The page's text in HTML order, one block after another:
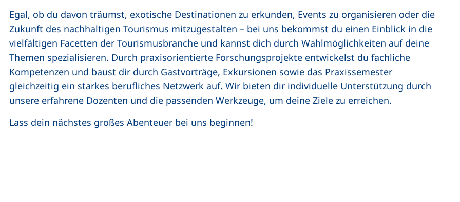
Egal, ob du davon träumst, exotische Destinationen zu erkunden, Events zu organisieren oder die
Zukunft des nachhaltigen Tourismus mitzugestalten – bei uns bekommst du einen Einblick in die
vielfältigen Facetten der Tourismusbranche und kannst dich durch Wahlmöglichkeiten auf deine
Themen spezialisieren. Durch praxisorientierte Forschungsprojekte entwickelst du fachliche
Kompetenzen und baust dir durch Gastvorträge, Exkursionen sowie das Praxissemester
gleichzeitig ein starkes berufliches Netzwerk auf. Wir bieten dir individuelle Unterstützung durch
unsere erfahrene Dozenten und die passenden Werkzeuge, um deine Ziele zu erreichen.
Lass dein nächstes großes Abenteuer bei uns beginnen!